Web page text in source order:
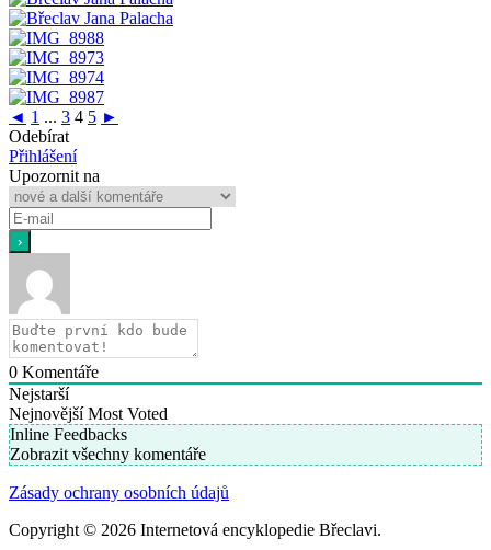
◄ 1 ... 3 4 5 ►
Odebírat
Přihlášení
Upozornit na
0 Komentáře
Nejstarší
Nejnovější Most Voted
Inline Feedbacks
Zobrazit všechny komentáře
Zásady ochrany osobních údajů
Copyright © 2026 Internetová encyklopedie Břeclavi.